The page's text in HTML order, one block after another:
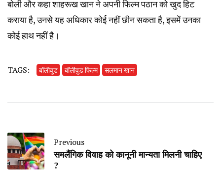
बोली और कहा शाहरूख खान ने अपनी फिल्म पठान को‌ खुद हिट
कराया है, उनसे यह अधिकार कोई नहीं छीन सकता है, इसमें उनका
कोई हाथ नहीं है।
TAGS: बॉलीवुड बॉलीवुड फिल्म सलमान खान
Previous
समलैंगिक विवाह को कानूनी मान्यता मिलनी चाहिए
?